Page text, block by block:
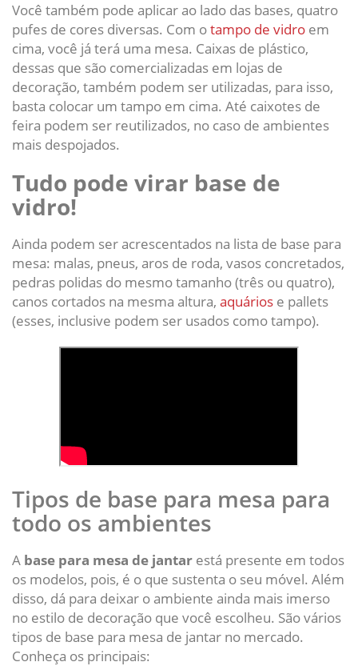
Você também pode aplicar ao lado das bases, quatro
pufes de cores diversas. Com otampo de vidro em
cima, você já terá uma mesa. Caixas de plástico,
dessas que são comercializadas em lojas de
decoração, também podem ser utilizadas, para isso,
basta colocar um tampo em cima. Até caixotes de
feira podem ser reutilizados, no caso de ambientes
mais despojados.
Tudo pode virar base de
vidro!
Ainda podem ser acrescentados na lista de base para
mesa: malas, pneus, aros de roda, vasos concretados,
pedras polidas do mesmo tamanho (três ou quatro),
canos cortados na mesma altura, aquários e pallets
(esses, inclusive podem ser usados como tampo).
Tipos de base para mesa para
todo os ambientes
A base para mesa de jantar está presente em todos
os modelos, pois, é o que sustenta o seu móvel. Além
disso, dá para deixar o ambiente ainda mais imerso
no estilo de decoração que você escolheu. São vários
tipos de base para mesa de jantar no mercado.
Conheça os principais: